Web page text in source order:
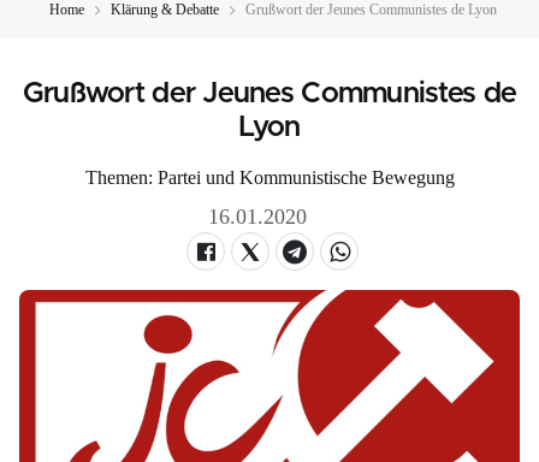
Home Klärung & Debatte Grußwort der Jeunes Communistes de Lyon
Grußwort der Jeunes Communistes de
Lyon
Themen: Partei und Kommunistische Bewegung
16.01.2020